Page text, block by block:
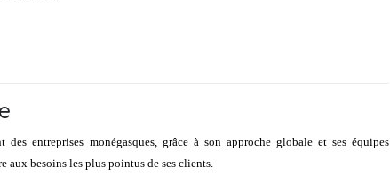
entreprises monégasques, grâce à son approche globale et ses équipes
besoins les plus pointus de ses clients.